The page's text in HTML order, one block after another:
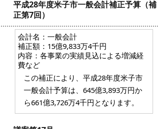
平成28年度米子市一般会計補正予算（補
正第7回）
会計名：一般会計
補正額：15億9,833万4千円
内容：各事業の実績見込による増減経
費など
この補正により、平成28年度米子市
一般会計予算は、645億3,893万円か
ら661億3,726万4千円となります。